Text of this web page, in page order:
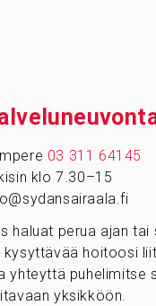
03 311 64145
klo 7.30–15
haluat perua ajan tai
kysyttävää hoitoosi
yhteyttä puhelimitse
yksikköön.